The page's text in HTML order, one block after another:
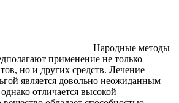
Народные методы
применение не только
но и других средств. Лечение
является довольно неожиданным
отличается высокой